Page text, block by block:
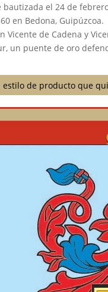
el 24 de
en Bedona, Guipúzcoa.
Vicente de Cadena y
un puente de oro
estilo de producto que